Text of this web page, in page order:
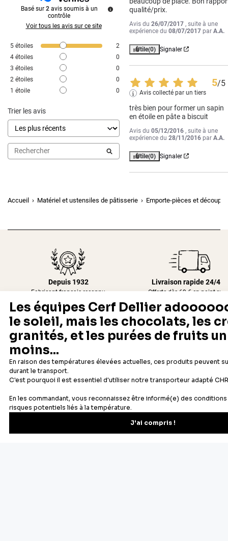
Basé sur 2 avis soumis à un
contrôle
Voir tous les avis sur ce site
5 étoiles
2
4 étoiles
0
3 étoiles
0
2 étoiles
0
1 étoile 0
Trier les avis
qualité/prix.
Avis du26/07/2017 , suite à une
expérience du08/07/2017 parA.A.
Utile(0) Signaler
5/5
Avis collecté par un tiers
très bien pour former un sapin
en étoile en pâte a biscuit
Avis du05/12/2016 , suite à une
expérience du28/11/2016 parA.A.
Utile(0) Signaler
Accueil Matériel et ustensiles de pâtisserie Emporte-pièces et
Depuis 1932
Fabricant français reconnu
Livraison rapide 24/48h
Offerte dès 69 € en point
Newsletter
Recevez les recettes, astuces et offres spéciales.
Vous pourrez vous désinscrire depuis votre espace client.